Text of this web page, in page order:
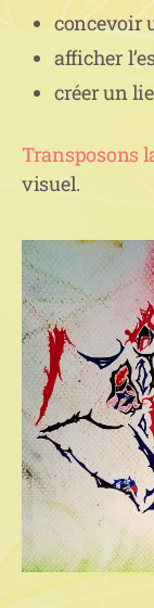
concevoir
afficher
créer un
Transposons
visuel.